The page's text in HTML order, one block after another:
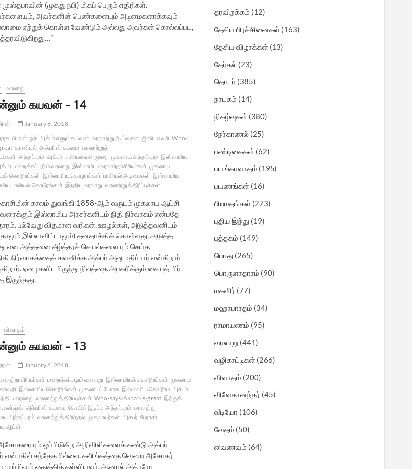
(முகது நபி) மிகப் பெரும் எதிரிகள்.
அவர்களின் பெண்களையும் அடிமைகளாக்கவும்
இஸ்லாமை ஏற்றுக் கொள்ள வேண்டும் அல்லது அவர்கள் கொல்லப்பட,
வரலாறு
கயவன் – 14
January 8, 2018
பி.என்.ஓக் அக்பர் எனும் கயவன் வரலாற்று ஆய்வுகள் ஜிஸியா வரி Who-
சுரண்டல் அக்பரின் கயமை வரலாற்றுத்
அந்தப்புரம் அக்பர் பாலியல் வன்முறை முகலாய அந்தப்புரம் இஸ்லாமிய
மறைக்கப்படும் வரலாறு இஸ்லாமிய வரலாற்றாசிரியர்கள் முகலாய
கொடூரங்கள் இஸ்லாமிய கொடூரங்கள் பாலியல் அடிமைகள் இஸ்லாமிய
பாலியல் கொடூரங்கள் இந்திய வரலாறு வரலாற்றுத் திரிப்புக்கள்
காசிமின் காலம் துவங்கி 1858-ஆம் வருடம் முகலாய ஆட்சி
வரைக்கும் இஸ்லாமிய அரசர்களிடம் நிதி நிர்வாகம் என்பதே
பல்வேறு விதமான வரிகள், ஊழல்கள், அடுத்தவனிடம்
இல்லாவிட்டாலும்) தனதாக்கிக் கொள்வது, அடுத்த
என அத்தனை கீழ்த்தரச் செயல்களையும் செய்த
நிர்வாகத்தைக் கவனிக்க அக்பர் அனுமதிப்பார் என்கிறார்
ஏழைகளிடமிருந்து நிலத்தை அபகரிக்கும் சையத் மிர்
இருந்தது.
விவாதம்
கயவன் – 13
January 6, 2018
மறைக்கப்படும் வரலாறு இஸ்லாமியக் கொடூரங்கள் முகலாய
இஸ்லாமிய கொடூரங்கள் முகலாயப் பேரரசு இஸ்லாமிய கொடூரம் அக்பர்
வரலாறு வரலாற்றுத் திரிப்புக்கள் Who-says-Akbar-is-great இந்துக்
அக்பரின் கயமை கோயில் இடிப்பு அந்தப்புரம் வரலாற்று
அந்தப்புரம் வரலாற்றுத் திரித்தல் முகலாயர்கள் அக்பர் பேரரசர்
ஆட்சி
ஒப்பிடுகிற அறிவிலிகளைக் கண்டு அக்பர்
என்பதில் சந்தேகமில்லை. கலிங்கத்தை வென்ற அசோகர்
ஒதுக்கித் தள்ளியவர். ஆனால் அக்பரோ
தரவிறக்கம் (12)
தேசிய பிரச்சினைகள் (163)
தேசிய விழாக்கள் (13)
தேர்தல் (23)
தொடர் (385)
நாடகம் (14)
நிகழ்வுகள் (380)
நேர்காணல் (25)
பண்டிகைகள் (62)
பயங்கரவாதம் (195)
பயணங்கள் (16)
பிறமதங்கள் (273)
புதிய இந்து (19)
புத்தகம் (149)
பொது (265)
பொருளாதாரம் (90)
மகளிர் (77)
மஹாபாரதம் (34)
ராமாயணம் (95)
வரலாறு (441)
வழிகாட்டிகள் (266)
விவாதம் (200)
விவேகானந்தர் (45)
வீடியோ (106)
வேதம் (50)
வைணவம் (64)